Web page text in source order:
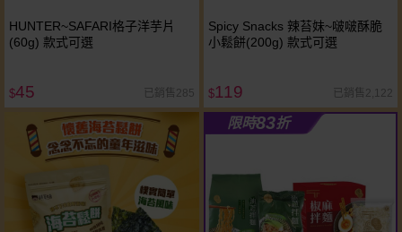
HUNTER~SAFARI格子洋芋片
(60g) 款式可選
$45 已銷售285
Spicy Snacks 辣苔妹~啵啵酥脆
小鬆餅(200g) 款式可選
$119 已銷售2,122
限時83折